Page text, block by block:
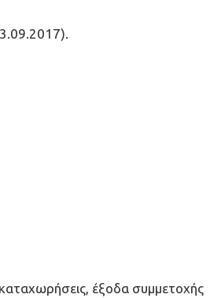
έξοδα συμμετοχής